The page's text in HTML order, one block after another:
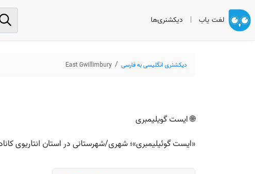
لغت یاب | دیکشنری‌ها
دیکشنری انگلیسی به فارسی East Gwillimbury
🌐 ایست گویلیمبری
«ایست گوئیلیمبری»؛ شهری/شهرستانی در استان انتاریوی